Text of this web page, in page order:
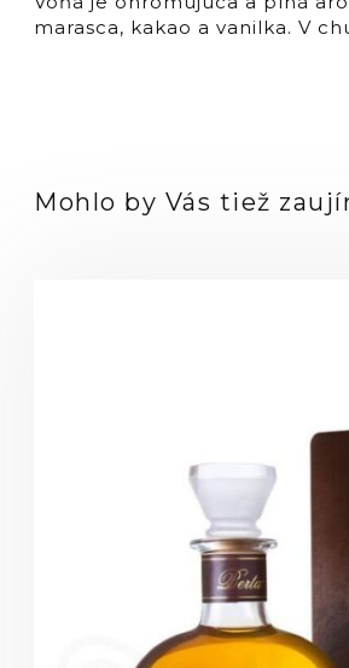
marasca, kakao a vanilka. V
Mohlo by Vás tiež